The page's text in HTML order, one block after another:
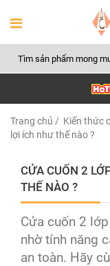
Trang chủ / Kiến thức
lợi ích như thế nào ?
CỬA CUỐN 2
THẾ NÀO ?
Cửa cuốn 2
nhờ tính năng
an toàn. Hãy